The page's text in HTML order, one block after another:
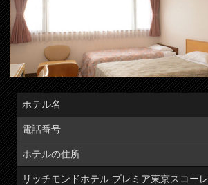
ホテル名
電話番号
ホテルの住所
リッチモンドホテル プレミア東京スコーレ